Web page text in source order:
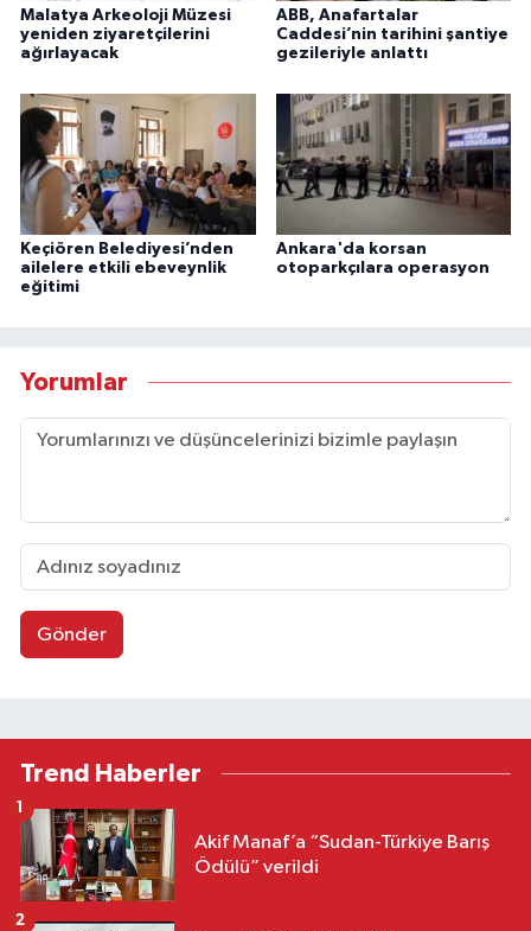
Malatya Arkeoloji Müzesi
yeniden ziyaretçilerini
ağırlayacak
ABB, Anafartalar
Caddesi’nin tarihini şantiye
gezileriyle anlattı
Keçiören Belediyesi’nden
ailelere etkili ebeveynlik
eğitimi
Ankara'da korsan
otoparkçılara operasyon
Yorumlar
Gönder
Trend Haberler
Akif Manaf’a “Sudan-Türkiye Barış
Ödülü” verildi
1
2